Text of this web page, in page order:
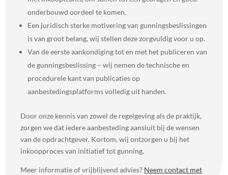
onderbouwd oordeel te komen.
Een juridisch sterke motivering van gunningsbeslissingen
is van groot belang, wij stellen deze zorgvuldig voor u op.
Van de eerste aankondiging tot en met het publiceren van
de gunningsbeslissing – wij nemen de technische en
procedurele kant van publicaties op
aanbestedingsplatforms volledig uit handen.
Door onze kennis van zowel de regelgeving als de praktijk,
zorgen we dat iedere aanbesteding aansluit bij de wensen
van de opdrachtgever. Kortom, wij ontzorgen u bij het
inkoopproces van initiatief tot gunning.
Meer informatie of vrijblijvend advies? Neem contact met